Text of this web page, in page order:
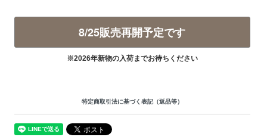
8/25販売再開予定です
※2026年新物の入荷までお待ちください
特定商取引法に基づく表記（返品等）